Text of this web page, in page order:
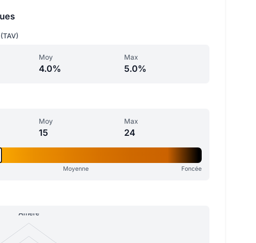
Moy
4.0%
Max
5.0%
Moy
15
Max
24
Moyenne Foncée
Amère